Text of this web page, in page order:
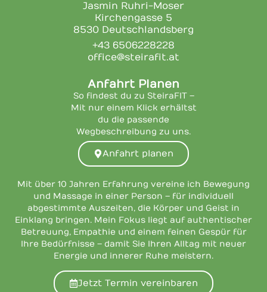
Jasmin Ruhri-Moser
Kirchengasse 5
8530 Deutschlandsberg
+43 6506228228
office@steirafit.at
Anfahrt Planen
So findest du zu SteiraFIT –
Mit nur einem Klick erhältst
du die passende
Wegbeschreibung zu uns.
Anfahrt planen
Mit über 10 Jahren Erfahrung vereine ich Bewegung
und Massage in einer Person – für individuell
abgestimmte Auszeiten, die Körper und Geist in
Einklang bringen. Mein Fokus liegt auf authentischer
Betreuung, Empathie und einem feinen Gespür für
Ihre Bedürfnisse – damit Sie Ihren Alltag mit neuer
Energie und innerer Ruhe meistern.
Jetzt Termin vereinbaren